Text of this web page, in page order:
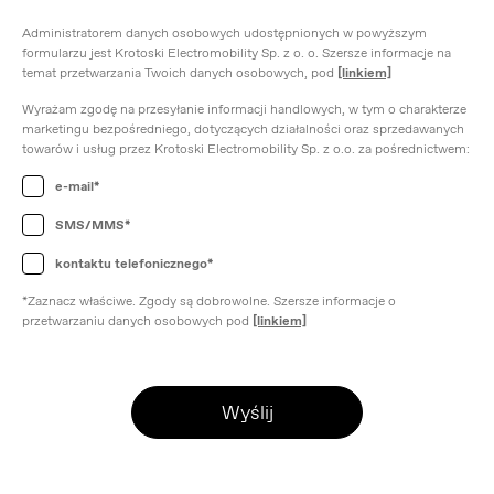
Administratorem danych osobowych udostępnionych w powyższym
formularzu jest Krotoski Electromobility Sp. z o. o. Szersze informacje na
temat przetwarzania Twoich danych osobowych, pod [linkiem]
Wyrażam zgodę na przesyłanie informacji handlowych, w tym o charakterze
marketingu bezpośredniego, dotyczących działalności oraz sprzedawanych
towarów i usług przez Krotoski Electromobility Sp. z o.o. za pośrednictwem:
e-mail*
SMS/MMS*
kontaktu telefonicznego*
*Zaznacz właściwe. Zgody są dobrowolne. Szersze informacje o
przetwarzaniu danych osobowych pod [linkiem]
Wyślij